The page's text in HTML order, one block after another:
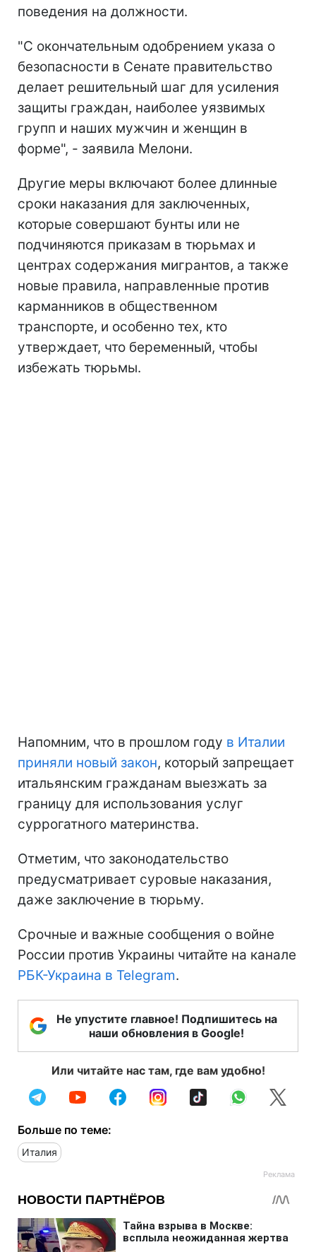
поведения на должности.
"С окончательным одобрением указа о
безопасности в Сенате правительство
делает решительный шаг для усиления
защиты граждан, наиболее уязвимых
групп и наших мужчин и женщин в
форме", - заявила Мелони.
Другие меры включают более длинные
сроки наказания для заключенных,
которые совершают бунты или не
подчиняются приказам в тюрьмах и
центрах содержания мигрантов, а также
новые правила, направленные против
карманников в общественном
транспорте, и особенно тех, кто
утверждает, что беременный, чтобы
избежать тюрьмы.
Напомним, что в прошлом году в Италии
приняли новый закон, который запрещает
итальянским гражданам выезжать за
границу для использования услуг
суррогатного материнства.
Отметим, что законодательство
предусматривает суровые наказания,
даже заключение в тюрьму.
Срочные и важные сообщения о войне
России против Украины читайте на канале
РБК-Украина в Telegram.
Не упустите главное! Подпишитесь на
наши обновления в Google!
Или читайте нас там, где вам удобно!
Больше по теме:
Италия